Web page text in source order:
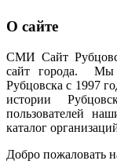
О сайте
СМИ Сайт
сайт города. Мы
Рубцовска с 1997
истории
пользователей
каталог
Добро пожаловать